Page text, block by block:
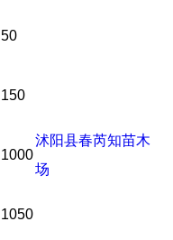
沭阳县春芮知苗木
场
50
150
1000
1050